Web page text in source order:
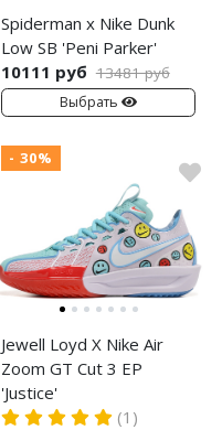
Spiderman x Nike Dunk
Low SB 'Peni Parker'
10111 руб 13481 руб
Выбрать
- 30%
Jewell Loyd X Nike Air
Zoom GT Cut 3 EP
'Justice'
(1)